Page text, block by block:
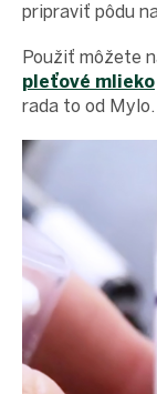
pripraviť pôdu
Použiť môžete
pleťové mlieko
rada to od Mylo.